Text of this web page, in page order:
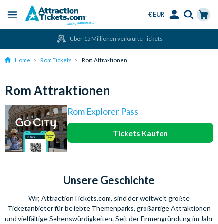
content
Menu
€ EUR
Über 15 Millionen verkaufte Tickets
Home Rom Tickets Rom Attraktionen
Rom Attraktionen
Rom Explorer Pass
Tickets Kaufen
Unsere Geschichte
Wir, AttractionTickets.com, sind der weltweit größte
Ticketanbieter für beliebte Themenparks, großartige Attraktionen
und vielfältige Sehenswürdigkeiten. Seit der Firmengründung im Jahr